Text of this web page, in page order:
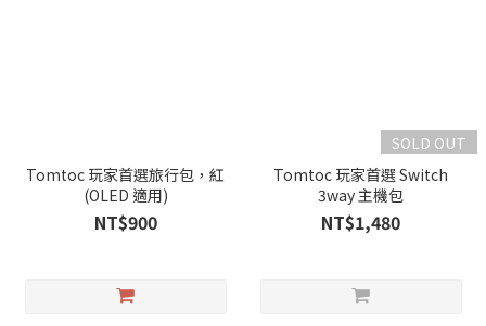
Tomtoc 玩家首選旅行包，紅
(OLED 適用)
NT$900
SOLD OUT
Tomtoc 玩家首選 Switch
3way 主機包
NT$1,480